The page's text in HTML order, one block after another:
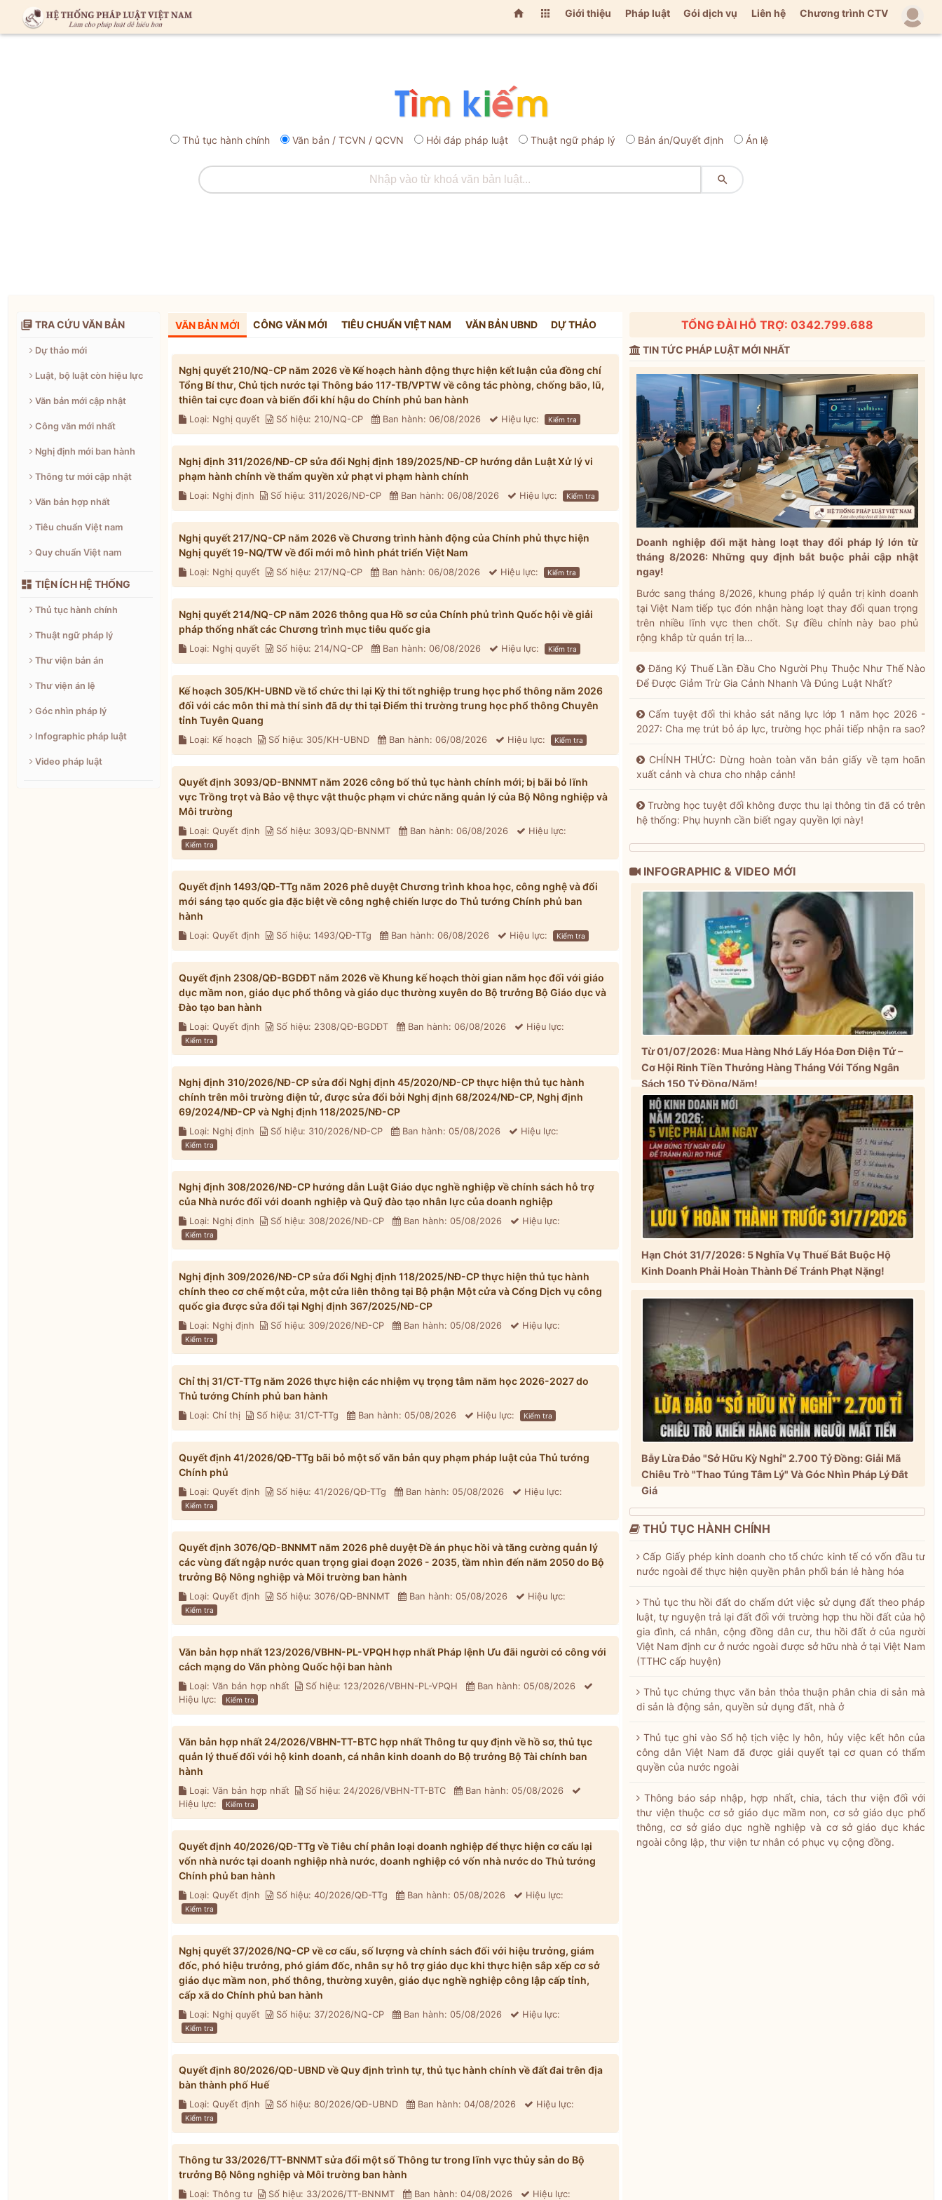
  Giới thiệu Pháp luật Gói dịch vụ Liên hệ Chương trình CTV
Thủ tục hành chính Văn bản / TCVN / QCVN Hỏi đáp pháp luật Thuật ngữ pháp lý Bản án/Quyết định Án lệ

 TRA CỨU VĂN BẢN
Dự thảo mới
Luật, bộ luật còn hiệu lực
Văn bản mới cập nhật
Công văn mới nhất
Nghị định mới ban hành
Thông tư mới cập nhật
Văn bản hợp nhất
Tiêu chuẩn Việt nam
Quy chuẩn Việt nam
 TIỆN ÍCH HỆ THỐNG
Thủ tục hành chính
Thuật ngữ pháp lý
Thư viện bản án
Thư viện án lệ
Góc nhìn pháp lý
Infographic pháp luật
Video pháp luật
VĂN BẢN MỚI CÔNG VĂN MỚI TIÊU CHUẨN VIỆT NAM VĂN BẢN UBND DỰ THẢO
Nghị quyết 210/NQ-CP năm 2026 về Kế hoạch hành động thực hiện kết luận của đồng chí
Tổng Bí thư, Chủ tịch nước tại Thông báo 117-TB/VPTW về công tác phòng, chống bão, lũ,
thiên tai cực đoan và biến đổi khí hậu do Chính phủ ban hành
Loại: Nghị quyết Số hiệu: 210/NQ-CP Ban hành: 06/08/2026 Hiệu lực: Kiểm tra
Nghị định 311/2026/NĐ-CP sửa đổi Nghị định 189/2025/NĐ-CP hướng dẫn Luật Xử lý vi
phạm hành chính về thẩm quyền xử phạt vi phạm hành chính
Loại: Nghị định Số hiệu: 311/2026/NĐ-CP Ban hành: 06/08/2026 Hiệu lực: Kiểm tra
Nghị quyết 217/NQ-CP năm 2026 về Chương trình hành động của Chính phủ thực hiện
Nghị quyết 19-NQ/TW về đổi mới mô hình phát triển Việt Nam
Loại: Nghị quyết Số hiệu: 217/NQ-CP Ban hành: 06/08/2026 Hiệu lực: Kiểm tra
Nghị quyết 214/NQ-CP năm 2026 thông qua Hồ sơ của Chính phủ trình Quốc hội về giải
pháp thống nhất các Chương trình mục tiêu quốc gia
Loại: Nghị quyết Số hiệu: 214/NQ-CP Ban hành: 06/08/2026 Hiệu lực: Kiểm tra
Kế hoạch 305/KH-UBND về tổ chức thi lại Kỳ thi tốt nghiệp trung học phổ thông năm 2026
đối với các môn thi mà thí sinh đã dự thi tại Điểm thi trường trung học phổ thông Chuyên
tỉnh Tuyên Quang
Loại: Kế hoạch Số hiệu: 305/KH-UBND Ban hành: 06/08/2026 Hiệu lực: Kiểm tra
Quyết định 3093/QĐ-BNNMT năm 2026 công bố thủ tục hành chính mới; bị bãi bỏ lĩnh
vực Trồng trọt và Bảo vệ thực vật thuộc phạm vi chức năng quản lý của Bộ Nông nghiệp và
Môi trường
Loại: Quyết định Số hiệu: 3093/QĐ-BNNMT Ban hành: 06/08/2026 Hiệu lực:
Kiểm tra
Quyết định 1493/QĐ-TTg năm 2026 phê duyệt Chương trình khoa học, công nghệ và đổi
mới sáng tạo quốc gia đặc biệt về công nghệ chiến lược do Thủ tướng Chính phủ ban
hành
Loại: Quyết định Số hiệu: 1493/QĐ-TTg Ban hành: 06/08/2026 Hiệu lực: Kiểm tra
Quyết định 2308/QĐ-BGDĐT năm 2026 về Khung kế hoạch thời gian năm học đối với giáo
dục mầm non, giáo dục phổ thông và giáo dục thường xuyên do Bộ trưởng Bộ Giáo dục và
Đào tạo ban hành
Loại: Quyết định Số hiệu: 2308/QĐ-BGDĐT Ban hành: 06/08/2026 Hiệu lực:
Kiểm tra
Nghị định 310/2026/NĐ-CP sửa đổi Nghị định 45/2020/NĐ-CP thực hiện thủ tục hành
chính trên môi trường điện tử, được sửa đổi bởi Nghị định 68/2024/NĐ-CP, Nghị định
69/2024/NĐ-CP và Nghị định 118/2025/NĐ-CP
Loại: Nghị định Số hiệu: 310/2026/NĐ-CP Ban hành: 05/08/2026 Hiệu lực:
Kiểm tra
Nghị định 308/2026/NĐ-CP hướng dẫn Luật Giáo dục nghề nghiệp về chính sách hỗ trợ
của Nhà nước đối với doanh nghiệp và Quỹ đào tạo nhân lực của doanh nghiệp
Loại: Nghị định Số hiệu: 308/2026/NĐ-CP Ban hành: 05/08/2026 Hiệu lực:
Kiểm tra
Nghị định 309/2026/NĐ-CP sửa đổi Nghị định 118/2025/NĐ-CP thực hiện thủ tục hành
chính theo cơ chế một cửa, một cửa liên thông tại Bộ phận Một cửa và Cổng Dịch vụ công
quốc gia được sửa đổi tại Nghị định 367/2025/NĐ-CP
Loại: Nghị định Số hiệu: 309/2026/NĐ-CP Ban hành: 05/08/2026 Hiệu lực:
Kiểm tra
Chỉ thị 31/CT-TTg năm 2026 thực hiện các nhiệm vụ trọng tâm năm học 2026-2027 do
Thủ tướng Chính phủ ban hành
Loại: Chỉ thị Số hiệu: 31/CT-TTg Ban hành: 05/08/2026 Hiệu lực: Kiểm tra
Quyết định 41/2026/QĐ-TTg bãi bỏ một số văn bản quy phạm pháp luật của Thủ tướng
Chính phủ
Loại: Quyết định Số hiệu: 41/2026/QĐ-TTg Ban hành: 05/08/2026 Hiệu lực:
Kiểm tra
Quyết định 3076/QĐ-BNNMT năm 2026 phê duyệt Đề án phục hồi và tăng cường quản lý
các vùng đất ngập nước quan trọng giai đoạn 2026 - 2035, tầm nhìn đến năm 2050 do Bộ
trưởng Bộ Nông nghiệp và Môi trường ban hành
Loại: Quyết định Số hiệu: 3076/QĐ-BNNMT Ban hành: 05/08/2026 Hiệu lực:
Kiểm tra
Văn bản hợp nhất 123/2026/VBHN-PL-VPQH hợp nhất Pháp lệnh Ưu đãi người có công với
cách mạng do Văn phòng Quốc hội ban hành
Loại: Văn bản hợp nhất Số hiệu: 123/2026/VBHN-PL-VPQH
Ban hành: 05/08/2026
Hiệu lực:
Kiểm tra
Văn bản hợp nhất 24/2026/VBHN-TT-BTC hợp nhất Thông tư quy định về hồ sơ, thủ tục
quản lý thuế đối với hộ kinh doanh, cá nhân kinh doanh do Bộ trưởng Bộ Tài chính ban
hành
Loại: Văn bản hợp nhất Số hiệu: 24/2026/VBHN-TT-BTC
Ban hành: 05/08/2026
Hiệu lực:
Kiểm tra
Quyết định 40/2026/QĐ-TTg về Tiêu chí phân loại doanh nghiệp để thực hiện cơ cấu lại
vốn nhà nước tại doanh nghiệp nhà nước, doanh nghiệp có vốn nhà nước do Thủ tướng
Chính phủ ban hành
Loại: Quyết định Số hiệu: 40/2026/QĐ-TTg Ban hành: 05/08/2026 Hiệu lực:
Kiểm tra
Nghị quyết 37/2026/NQ-CP về cơ cấu, số lượng và chính sách đối với hiệu trưởng, giám
đốc, phó hiệu trưởng, phó giám đốc, nhân sự hỗ trợ giáo dục khi thực hiện sắp xếp cơ sở
giáo dục mầm non, phổ thông, thường xuyên, giáo dục nghề nghiệp công lập cấp tỉnh,
cấp xã do Chính phủ ban hành
Loại: Nghị quyết Số hiệu: 37/2026/NQ-CP Ban hành: 05/08/2026 Hiệu lực:
Kiểm tra
Quyết định 80/2026/QĐ-UBND về Quy định trình tự, thủ tục hành chính về đất đai trên địa
bàn thành phố Huế
Loại: Quyết định Số hiệu: 80/2026/QĐ-UBND Ban hành: 04/08/2026 Hiệu lực:
Kiểm tra
Thông tư 33/2026/TT-BNNMT sửa đổi một số Thông tư trong lĩnh vực thủy sản do Bộ
trưởng Bộ Nông nghiệp và Môi trường ban hành
Loại: Thông tư Số hiệu: 33/2026/TT-BNNMT Ban hành: 04/08/2026 Hiệu lực:
TỔNG ĐÀI HỖ TRỢ: 0342.799.688
TIN TỨC PHÁP LUẬT MỚI NHẤT
Doanh nghiệp đối mặt hàng loạt thay đổi pháp lý lớn từ
tháng 8/2026: Những quy định bắt buộc phải cập nhật
ngay!
Bước sang tháng 8/2026, khung pháp lý quản trị kinh doanh
tại Việt Nam tiếp tục đón nhận hàng loạt thay đổi quan trọng
trên nhiều lĩnh vực then chốt. Sự điều chỉnh này bao phủ
rộng khắp từ quản trị la...
Đăng Ký Thuế Lần Đầu Cho Người Phụ Thuộc Như Thế Nào
Để Được Giảm Trừ Gia Cảnh Nhanh Và Đúng Luật Nhất?
Cấm tuyệt đối thi khảo sát năng lực lớp 1 năm học 2026 -
2027: Cha mẹ trút bỏ áp lực, trường học phải tiếp nhận ra sao?
CHÍNH THỨC: Dừng hoàn toàn văn bản giấy về tạm hoãn
xuất cảnh và chưa cho nhập cảnh!
Trường học tuyệt đối không được thu lại thông tin đã có trên
hệ thống: Phụ huynh cần biết ngay quyền lợi này!
INFOGRAPHIC & VIDEO MỚI
Từ 01/07/2026: Mua Hàng Nhớ Lấy Hóa Đơn Điện Tử –
Cơ Hội Rinh Tiền Thưởng Hàng Tháng Với Tổng Ngân
Sách 150 Tỷ Đồng/Năm!
Hạn Chót 31/7/2026: 5 Nghĩa Vụ Thuế Bắt Buộc Hộ
Kinh Doanh Phải Hoàn Thành Để Tránh Phạt Nặng!
Bẫy Lừa Đảo "Sở Hữu Kỳ Nghỉ" 2.700 Tỷ Đồng: Giải Mã
Chiêu Trò "Thao Túng Tâm Lý" Và Góc Nhìn Pháp Lý Đắt
Giá
THỦ TỤC HÀNH CHÍNH
Cấp Giấy phép kinh doanh cho tổ chức kinh tế có vốn đầu tư
nước ngoài để thực hiện quyền phân phối bán lẻ hàng hóa
Thủ tục thu hồi đất do chấm dứt việc sử dụng đất theo pháp
luật, tự nguyện trả lại đất đối với trường hợp thu hồi đất của hộ
gia đình, cá nhân, cộng đồng dân cư, thu hồi đất ở của người
Việt Nam định cư ở nước ngoài được sở hữu nhà ở tại Việt Nam
(TTHC cấp huyện)
Thủ tục chứng thực văn bản thỏa thuận phân chia di sản mà
di sản là động sản, quyền sử dụng đất, nhà ở
Thủ tục ghi vào Sổ hộ tịch việc ly hôn, hủy việc kết hôn của
công dân Việt Nam đã được giải quyết tại cơ quan có thẩm
quyền của nước ngoài
Thông báo sáp nhập, hợp nhất, chia, tách thư viện đối với
thư viện thuộc cơ sở giáo dục mầm non, cơ sở giáo dục phổ
thông, cơ sở giáo dục nghề nghiệp và cơ sở giáo dục khác
ngoài công lập, thư viện tư nhân có phục vụ cộng đồng.